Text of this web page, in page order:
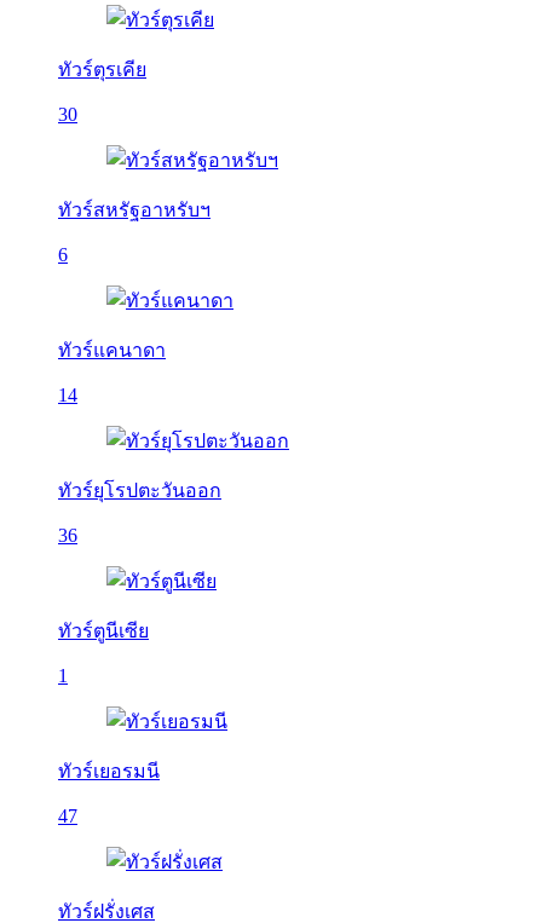
ทัวร์ตุรเคีย
30
ทัวร์สหรัฐอาหรับฯ
6
ทัวร์แคนาดา
14
ทัวร์ยุโรปตะวันออก
36
ทัวร์ตูนีเซีย
1
ทัวร์เยอรมนี
47
ทัวร์ฝรั่งเศส